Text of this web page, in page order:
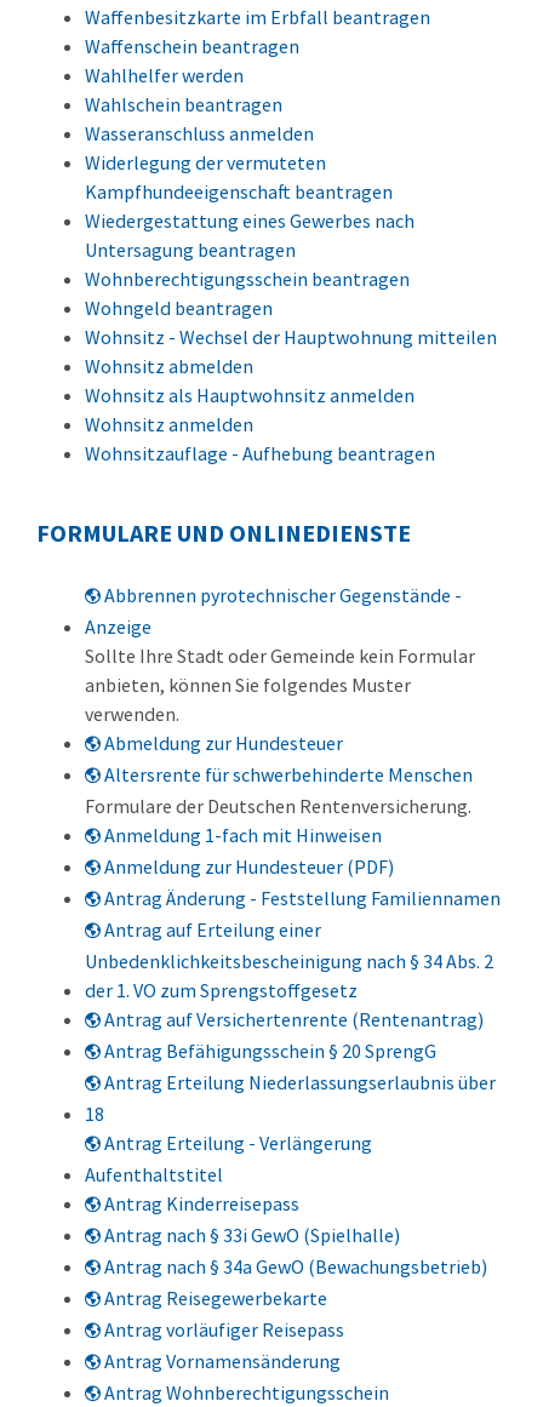
Waffenbesitzkarte im Erbfall beantragen
Waffenschein beantragen
Wahlhelfer werden
Wahlschein beantragen
Wasseranschluss anmelden
Widerlegung der vermuteten
Kampfhundeeigenschaft beantragen
Wiedergestattung eines Gewerbes nach
Untersagung beantragen
Wohnberechtigungsschein beantragen
Wohngeld beantragen
Wohnsitz - Wechsel der Hauptwohnung mitteilen
Wohnsitz abmelden
Wohnsitz als Hauptwohnsitz anmelden
Wohnsitz anmelden
Wohnsitzauflage - Aufhebung beantragen
FORMULARE UND ONLINEDIENSTE
Abbrennen pyrotechnischer Gegenstände -
Anzeige
Sollte Ihre Stadt oder Gemeinde kein Formular
anbieten, können Sie folgendes Muster
verwenden.
Abmeldung zur Hundesteuer
Altersrente für schwerbehinderte Menschen
Formulare der Deutschen Rentenversicherung.
Anmeldung 1-fach mit Hinweisen
Anmeldung zur Hundesteuer (PDF)
Antrag Änderung - Feststellung Familiennamen
Antrag auf Erteilung einer
Unbedenklichkeitsbescheinigung nach § 34 Abs. 2
der 1. VO zum Sprengstoffgesetz
Antrag auf Versichertenrente (Rentenantrag)
Antrag Befähigungsschein § 20 SprengG
Antrag Erteilung Niederlassungserlaubnis über
18
Antrag Erteilung - Verlängerung
Aufenthaltstitel
Antrag Kinderreisepass
Antrag nach § 33i GewO (Spielhalle)
Antrag nach § 34a GewO (Bewachungsbetrieb)
Antrag Reisegewerbekarte
Antrag vorläufiger Reisepass
Antrag Vornamensänderung
Antrag Wohnberechtigungsschein